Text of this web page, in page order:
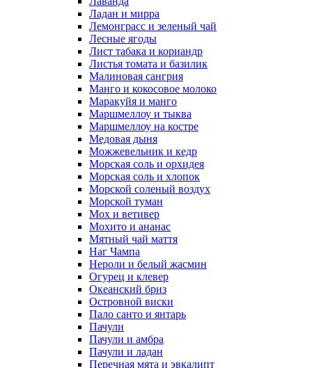
Ладан и мирра
Лемонграсс и зеленый чай
Лесные ягоды
Лист табака и кориандр
Листья томата и базилик
Малиновая сангрия
Манго и кокосовое молоко
Маракуйя и манго
Маршмеллоу и тыква
Маршмеллоу на костре
Медовая дыня
Можжевельник и кедр
Морская соль и орхидея
Морская соль и хлопок
Морской соленый воздух
Морской туман
Мох и ветивер
Мохито и ананас
Мятный чай маття
Наг Чампа
Нероли и белый жасмин
Огурец и клевер
Океанский бриз
Островной виски
Пало санто и янтарь
Пачули
Пачули и амбра
Пачули и ладан
Перечная мята и эвкалипт